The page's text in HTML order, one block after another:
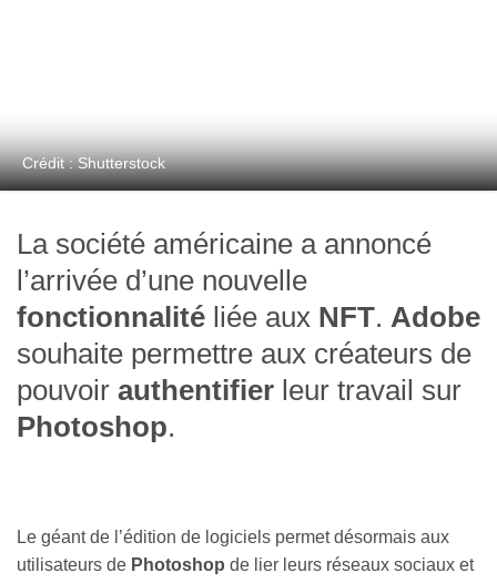
Crédit : Shutterstock
La société américaine a annoncé
l’arrivée d’une nouvelle
fonctionnalité liée aux NFT. Adobe
souhaite permettre aux créateurs de
pouvoir authentifier leur travail sur
Photoshop.
Le géant de l’édition de logiciels permet désormais aux
utilisateurs de Photoshop de lier leurs réseaux sociaux et